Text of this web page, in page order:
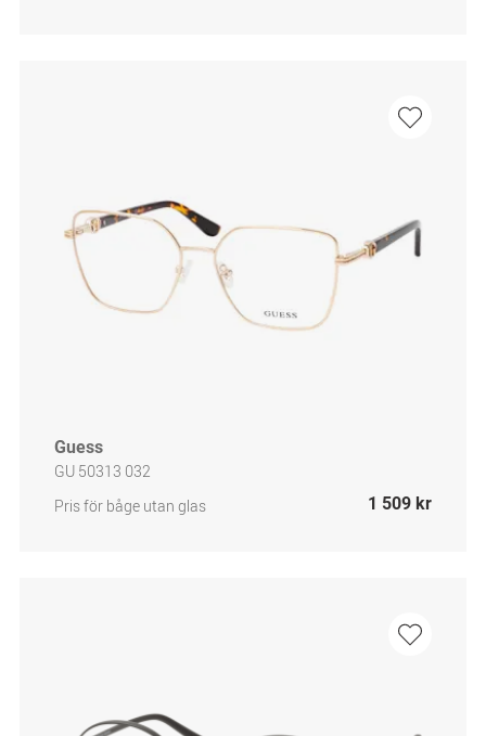
Guess
GU 50313 032
Pris för båge utan glas
1 509 kr